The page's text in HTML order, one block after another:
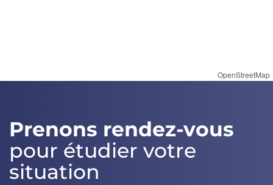
OpenStreetMap
Prenons rendez-vous
pour étudier votre
situation